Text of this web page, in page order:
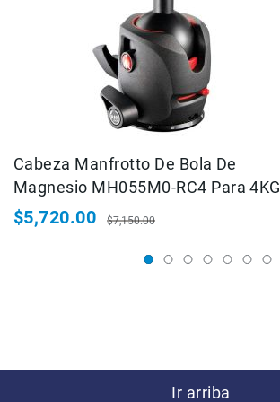
Correas
Flashes
e
Iluminación
Lámparas
portátiles
Accesorios
para
Fotografía
Empuñadora
Kits
Accesorios
Cabeza Manfrotto De Bola De
Magnesio MH055M0-RC4 Para 4KG
$7,150.00
Precio
$5,720.00
Ir arriba